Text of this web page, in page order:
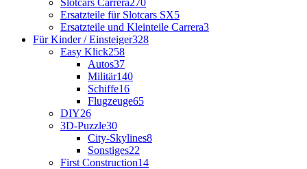
Ersatzteile für Slotcars SX5
Ersatzteile und Kleinteile Carrera3
Für Kinder / Einsteiger328
Easy Klick258
Autos37
Militär140
Schiffe16
Flugzeuge65
DIY26
3D-Puzzle30
City-Skylines8
Sonstiges22
First Construction14